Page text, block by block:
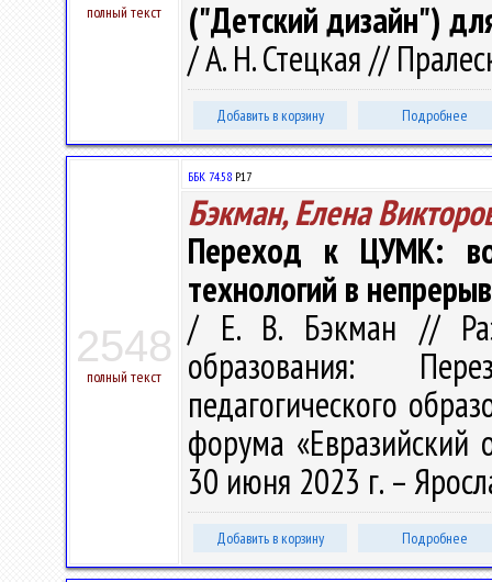
полный текст
("Детский дизайн")
/ А. Н. Стецкая //
Добавить в корзину Подробнее
2548
полный текст
ББК 74.58 Р17
Бэкман, Елена
Переход к ЦУМК:
технологий в
/ Е. В. Бэкман //
образования:
педагогического
форума «Евразийский
30 июня 2023 г. –
Добавить в корзину Подробнее